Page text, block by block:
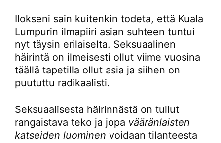
Ilokseni sain kuitenkin todeta, että Kuala
Lumpurin ilmapiiri asian suhteen tuntui
nyt täysin erilaiselta. Seksuaalinen
häirintä on ilmeisesti ollut viime vuosina
täällä tapetilla ollut asia ja siihen on
puututtu radikaalisti.
Seksuaalisesta häirinnästä on tullut
rangaistava teko ja jopa vääränlaisten
katseiden luominen voidaan tilanteesta